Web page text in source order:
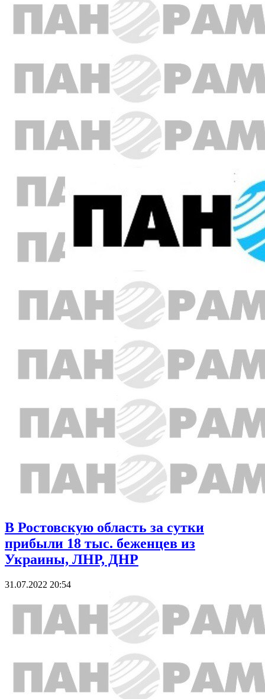
В Ростовскую область за сутки
прибыли 18 тыс. беженцев из
Украины, ЛНР, ДНР
31.07.2022 20:54